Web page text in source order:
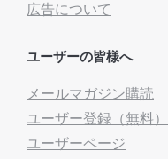
広告について
ユーザーの皆様へ
メールマガジン購読
ユーザー登録（無料）
ユーザーページ